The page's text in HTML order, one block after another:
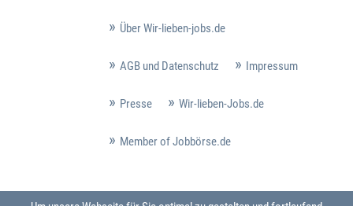
Über Wir-lieben-jobs.de
AGB und Datenschutz Impressum
Presse Wir-lieben-Jobs.de
Member of Jobbörse.de